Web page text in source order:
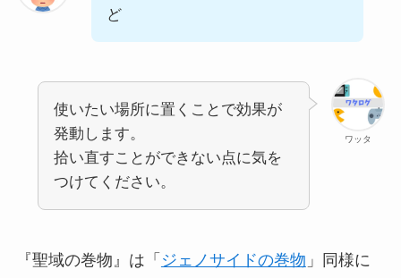
ど
ワッタ
使いたい場所に置くことで効果が
発動します。
拾い直すことができない点に気を
つけてください。
『聖域の巻物』は「 ジェノサイドの巻物 」同様に